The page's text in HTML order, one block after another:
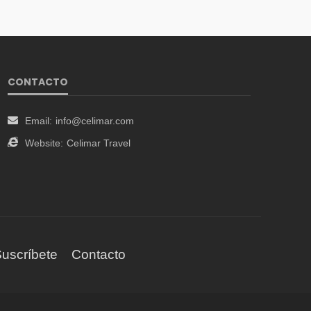
CONTACTO
Email: info@celimar.com
Website: Celimar Travel
Contacto